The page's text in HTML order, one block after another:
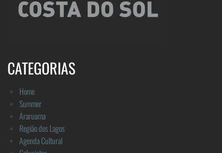
CATEGORIAS
Home
Summer
Araruama
Região dos Lagos
Agenda Cultural